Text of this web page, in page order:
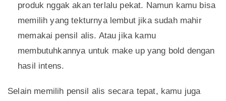
produk nggak akan terlalu pekat. Namun kamu bisa
memilih yang tekturnya lembut jika sudah mahir
memakai pensil alis. Atau jika kamu
membutuhkannya untuk make up yang bold dengan
hasil intens.
Selain memilih pensil alis secara tepat, kamu juga